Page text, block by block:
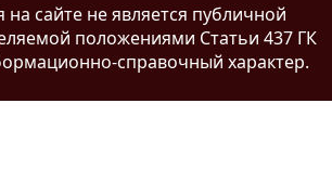
сайте не является публичной
положениями Статьи 437 ГК
справочный характер.